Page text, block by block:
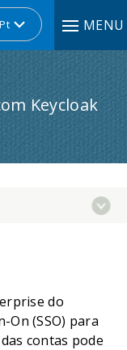
Pt MENU
Keycloak
do
On (SSO) para
contas pode